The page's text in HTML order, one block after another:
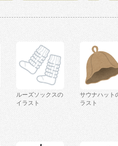
ルーズソックスの
イラスト
サウナハット
ラスト